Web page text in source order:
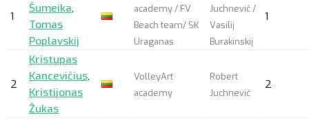
1
Šumeika,
Tomas
Poplavskij
academy / FV
Beach team/ SK
Uraganas
Juchnevič /
Vasilij
Burakinskij
1
2
Kristupas
Kancevičius,
Kristijonas
Žukas
VolleyArt
academy
Robert
Juchnevič
2